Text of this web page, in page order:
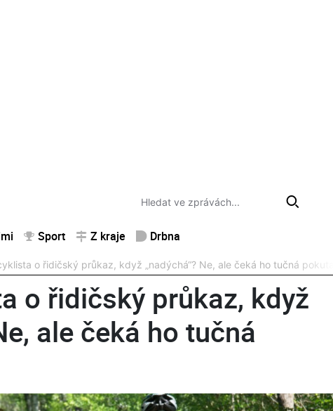
Sport Z kraje Drbna
o řidičský průkaz, když „nadýchá“? Ne, ale čeká ho tučná pokuta
o řidičský průkaz, když
ale čeká ho tučná